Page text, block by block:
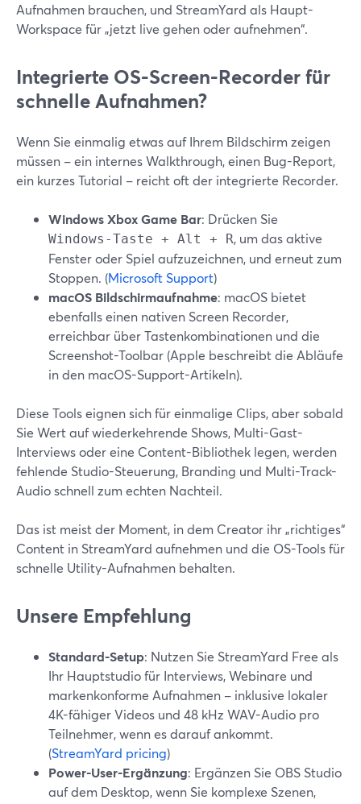
Aufnahmen brauchen, und StreamYard als Haupt-
Workspace für „jetzt live gehen oder aufnehmen“.
Integrierte OS-Screen-Recorder für
schnelle Aufnahmen?
Wenn Sie einmalig etwas auf Ihrem Bildschirm zeigen
müssen – ein internes Walkthrough, einen Bug-Report,
ein kurzes Tutorial – reicht oft der integrierte Recorder.
Windows Xbox Game Bar: Drücken Sie
Windows-Taste + Alt + R, um das aktive
Fenster oder Spiel aufzuzeichnen, und erneut zum
Stoppen. (Microsoft Support)
macOS Bildschirmaufnahme: macOS bietet
ebenfalls einen nativen Screen Recorder,
erreichbar über Tastenkombinationen und die
Screenshot-Toolbar (Apple beschreibt die Abläufe
in den macOS-Support-Artikeln).
Diese Tools eignen sich für einmalige Clips, aber sobald
Sie Wert auf wiederkehrende Shows, Multi-Gast-
Interviews oder eine Content-Bibliothek legen, werden
fehlende Studio-Steuerung, Branding und Multi-Track-
Audio schnell zum echten Nachteil.
Das ist meist der Moment, in dem Creator ihr „richtiges“
Content in StreamYard aufnehmen und die OS-Tools für
schnelle Utility-Aufnahmen behalten.
Unsere Empfehlung
Standard-Setup: Nutzen Sie StreamYard Free als
Ihr Hauptstudio für Interviews, Webinare und
markenkonforme Aufnahmen – inklusive lokaler
4K-fähiger Videos und 48 kHz WAV-Audio pro
Teilnehmer, wenn es darauf ankommt.
(StreamYard pricing)
Power-User-Ergänzung: Ergänzen Sie OBS Studio
auf dem Desktop, wenn Sie komplexe Szenen,